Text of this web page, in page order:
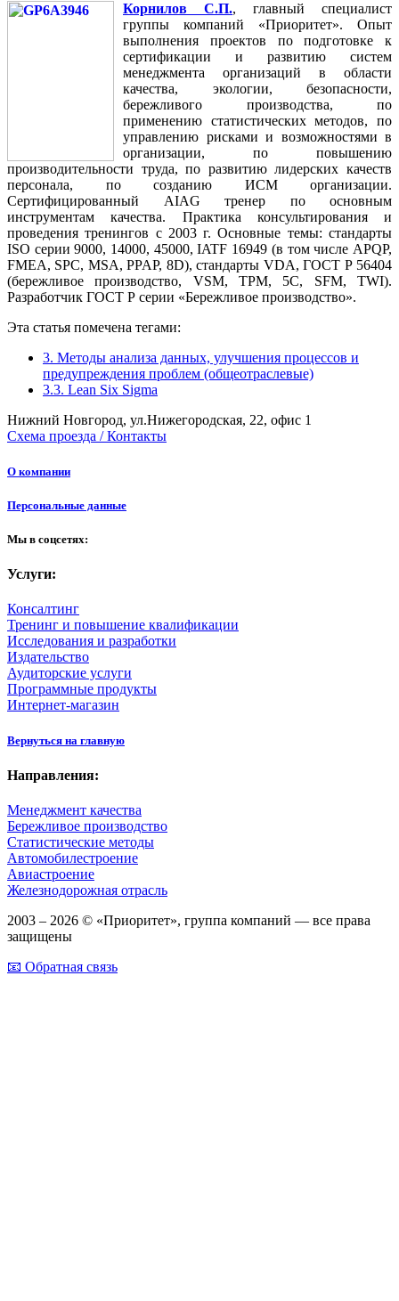
Корнилов С.П., главный специалист
группы компаний «Приоритет». Опыт
выполнения проектов по подготовке к
сертификации и развитию систем
менеджмента организаций в области
качества, экологии, безопасности,
бережливого производства, по
применению статистических методов, по
управлению рисками и возможностями в
организации, по повышению
производительности труда, по развитию лидерских качеств
персонала, по созданию ИСМ организации.
Сертифицированный AIAG тренер по основным
инструментам качества. Практика консультирования и
проведения тренингов с 2003 г. Основные темы: стандарты
ISO серии 9000, 14000, 45000, IATF 16949 (в том числе APQP,
FMEA, SPC, MSA, PPAP, 8D), стандарты VDA, ГОСТ Р 56404
(бережливое производство, VSM, TPM, 5C, SFM, TWI).
Разработчик ГОСТ Р серии «Бережливое производство».
Эта статья помечена тегами:
3. Методы анализа данных, улучшения процессов и
предупреждения проблем (общеотраслевые)
3.3. Lean Six Sigma
Нижний Новгород, ул.Нижегородская, 22, офис 1
Схема проезда / Контакты
О компании
Персональные данные
Мы в соцсетях:
Услуги:
Консалтинг
Тренинг и повышение квалификации
Исследования и разработки
Издательство
Аудиторские услуги
Программные продукты
Интернет-магазин
Вернуться на главную
Направления:
Менеджмент качества
Бережливое производство
Статистические методы
Автомобилестроение
Авиастроение
Железнодорожная отрасль
2003 – 2026 © «Приоритет», группа компаний — все права
защищены
📧 Обратная связь